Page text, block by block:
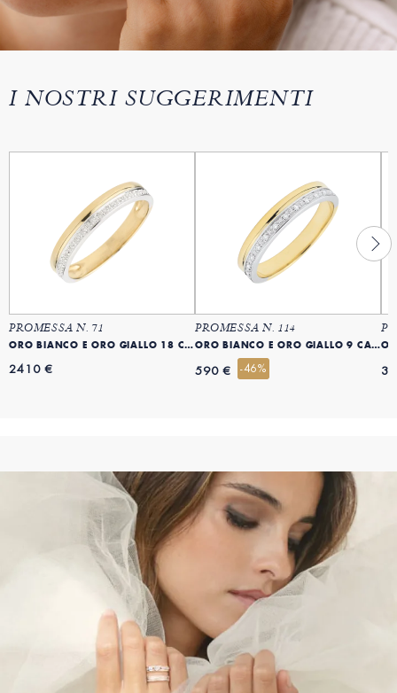
I NOSTRI SUGGERIMENTI
PROMESSA N. 71
ORO BIANCO E ORO GIALLO 18 CARATI (750)
2410 €
PROMESSA N. 114
ORO BIANCO E ORO GIALLO 9 CARATI (375)
590 € -46%